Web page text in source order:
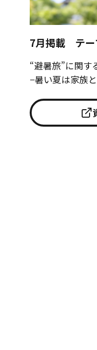
7月掲載 テー
“避暑旅”に関す
−暑い夏は家族